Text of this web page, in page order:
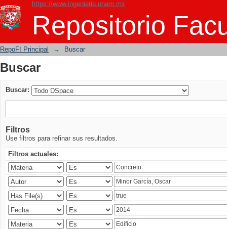
https://www.ingenieria.unam.mx
Repositorio
Buscar
RepoFI Principal → Buscar
Buscar
Buscar:
Filtros
Use filtros para refinar sus resultados.
Filtros actuales: